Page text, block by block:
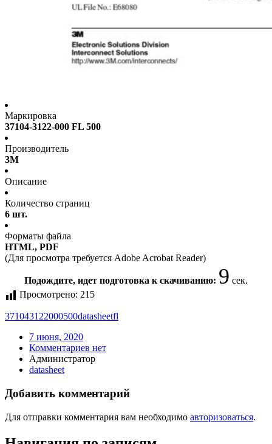
Маркировка
37104-3122-000 FL 500
Производитель
3M
Описание
Количество страниц
6 шт.
Форматы файла
HTML, PDF
(Для просмотра требуется Adobe Acrobat Reader)
Подождите, идет подготовка к скачиванию: 9 сек.
Просмотрено: 215
371043122000500datasheetfl
7 июня, 2020
Комментариев нет
Администратор
datasheet
Добавить комментарий
Для отправки комментария вам необходимо авторизоваться.